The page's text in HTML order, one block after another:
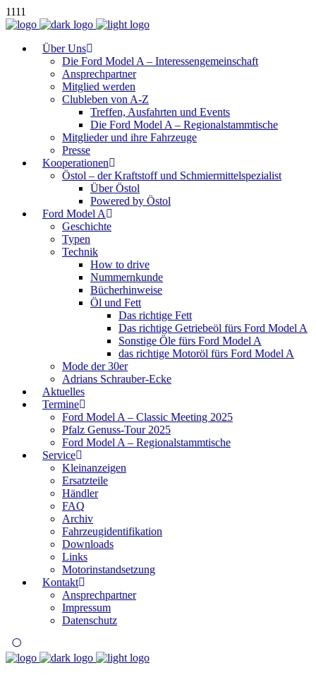
1111
Über Uns
Die Ford Model A – Interessengemeinschaft
Ansprechpartner
Mitglied werden
Clubleben von A-Z
Treffen, Ausfahrten und Events
Die Ford Model A – Regionalstammtische
Mitglieder und ihre Fahrzeuge
Presse
Kooperationen
Östol – der Kraftstoff und Schmiermittelspezialist
Über Östol
Powered by Östol
Ford Model A
Geschichte
Typen
Technik
How to drive
Nummernkunde
Bücherhinweise
Öl und Fett
Das richtige Fett
Das richtige Getriebeöl fürs Ford Model A
Sonstige Öle fürs Ford Model A
das richtige Motoröl fürs Ford Model A
Mode der 30er
Adrians Schrauber-Ecke
Aktuelles
Termine
Ford Model A – Classic Meeting 2025
Pfalz Genuss-Tour 2025
Ford Model A – Regionalstammtische
Service
Kleinanzeigen
Ersatzteile
Händler
FAQ
Archiv
Fahrzeugidentifikation
Downloads
Links
Motorinstandsetzung
Kontakt
Ansprechpartner
Impressum
Datenschutz